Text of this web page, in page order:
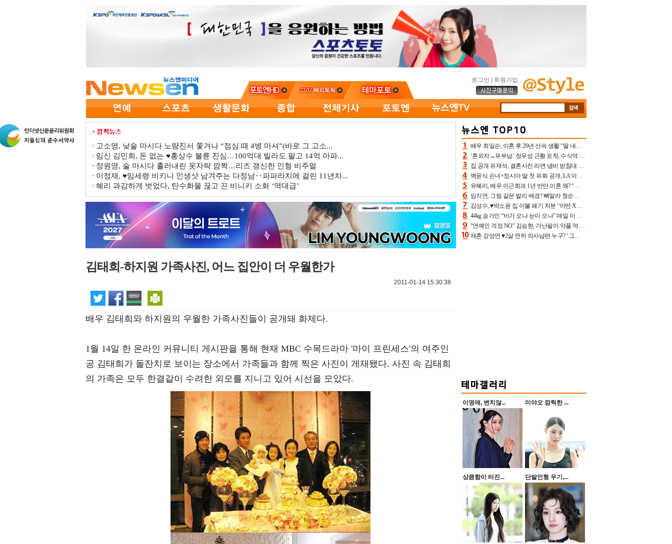
로그인 회원가입
고소영, 낮술 마시다 노량진서 쫓겨나 “점심 때 4병 마셔”(바로 그 고소...
임신 김민희, 돈 없는 ♥홍상수 불륜 진심…100억대 빌라도 팔고 14억 아파...
장원영, 술 마시다 흘러내린 옷자락 깜짝…리즈 갱신한 인형 비주얼
이정재, ♥임세령 비키니 인생샷 남겨주는 다정남‥파파라치에 걸린 11년차...
혜리 과감하게 벗었다, 탄수화물 끊고 끈 비니키 소화 ‘역대급’
김태희-하지원 가족사진, 어느 집안이 더 우월한가
2011-01-14 15:30:38
배우 김태희와 하지원의 우월한 가족사진들이 공개돼 화제다.
1월 14일 한 온라인 커뮤니티 게시판을 통해 현재 MBC 수목드라마 '마이 프린세스'의 여주인
공 김태희가 돌잔치로 보이는 장소에서 가족들과 함께 찍은 사진이 게재됐다. 사진 속 김태희
의 가족은 모두 한결같이 수려한 외모를 지니고 있어 시선을 모았다.
배우 최일순, 이혼 후 20년 산속 생활 “딸 내가 버렸다고 원망‥맘 아파”(특종)[어제TV]
‘혼외자→유부남’ 정우성 근황 포착, 수식억 해킹 피해 후배 만났다 “존경하는”
집 공개 유재석, 결혼사진 라면 냄비 받침대 되고 분노‥가족사진도 피해(놀뭐)[어제TV]
백윤식 손녀+정시아 딸 첫 유화 공개, LA 아트쇼→서울국제조각페스타 작가다운 수준급 실력
유혜리, 배우 이근희과 1년 반만 이혼 왜? “식칼 꽂고 의자 던져” 충격 폭로(특종)[어제TV]
임지연, 그림 같은 발리 배경? 뼈말라 청순 비키니 핏에 상대 안 되네
김성수, ♥박소윤 집 이불 폐기 처분 “어떤 X이랑 썼을지 몰라” 질투(신랑수업2)[어제TV]
44kg 송가인 “비가 오나 눈이 오나” 매일 이 운동, 허벅지 근육량 상승+체지방 감소
“연예인 걱정 NO” 김승현, 가난팔이 악플 억울할만‥아내+딸과 日 여행
재혼 강성연 ♥2살 연하 의사남편 누구? ‘그알’ 자문의에 훈남 비주얼 초엘리트 스펙 [종합]
이영애, 변치않... 미야오 깜찍한 ...
상큼함이 터진... 단발인형 우기,...